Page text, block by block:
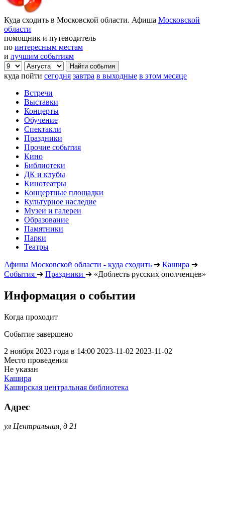
Куда сходить в Московской области. Афиша Московской
области
помощник и путеводитель
по интересным местам
и лучшим событиям
куда пойти сегодня завтра в выходные в этом месяце
Встречи
Выставки
Концерты
Обучение
Спектакли
Праздники
Прочие события
Кино
Библиотеки
ДК и клубы
Кинотеатры
Концертные площадки
Культурное наследие
Музеи и галереи
Образование
Памятники
Парки
Театры
Афиша Московской области - куда сходить ➔ Кашира ➔
События ➔ Праздники ➔ «Доблесть русских ополченцев»
Информация о событии
Когда проходит
Событие завершено
2 ноября 2023 года в 14:00 2023-11-02 2023-11-02
Место проведения
Не указан
Кашира
Каширская центральная библиотека
Адрес
ул Центральная, д 21